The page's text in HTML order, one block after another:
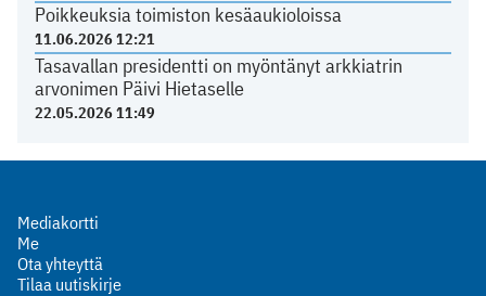
Poikkeuksia toimiston kesäaukioloissa
11.06.2026 12:21
Tasavallan presidentti on myöntänyt arkkiatrin
arvonimen Päivi Hietaselle
22.05.2026 11:49
Mediakortti
Me
Ota yhteyttä
Tilaa uutiskirje